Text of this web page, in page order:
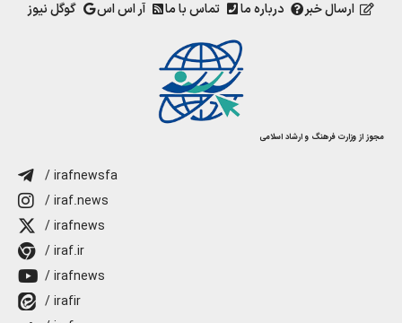
ارسال خبر درباره ما تماس با ما آر اس اس گوگل نیوز
مجوز از وزارت فرهنگ و ارشاد اسلامی
/ irafnewsfa
/ iraf.news
/ irafnews
/ iraf.ir
/ irafnews
/ irafir